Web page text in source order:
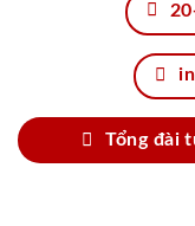
Tổng đài